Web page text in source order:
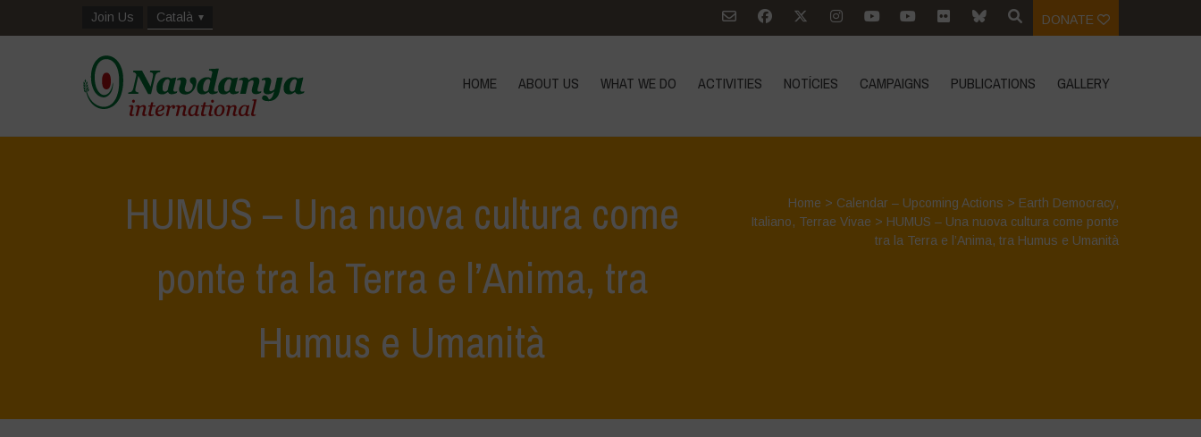
Join Us Català DONATE
HOME ABOUT US WHAT WE DO ACTIVITIES NOTÍCIES CAMPAIGNS PUBLICATIONS GALLERY
HUMUS – Una nuova cultura come
ponte tra la Terra e l’Anima, tra
Humus e Umanità
Home > Calendar – Upcoming Actions > Earth Democracy,
Italiano, Terrae Vivae > HUMUS – Una nuova cultura come ponte
tra la Terra e l’Anima, tra Humus e Umanità